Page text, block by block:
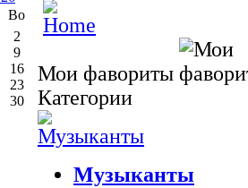
Мои фавориты
Категории
Музыканты
Во
2
9
16
23
30